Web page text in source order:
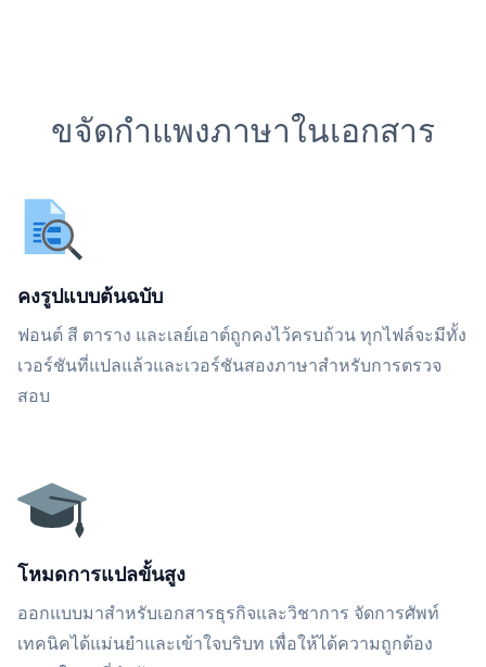
ขจัดกำแพงภาษาในเอกสาร
คงรูปแบบต้นฉบับ
ฟอนต์ สี ตาราง และเลย์เอาต์ถูกคงไว้ครบถ้วน ทุกไฟล์จะมีทั้ง
เวอร์ชันที่แปลแล้วและเวอร์ชันสองภาษาสำหรับการตรวจ
สอบ
โหมดการแปลขั้นสูง
ออกแบบมาสำหรับเอกสารธุรกิจและวิชาการ จัดการศัพท์
เทคนิคได้แม่นยำและเข้าใจบริบท เพื่อให้ได้ความถูกต้อง